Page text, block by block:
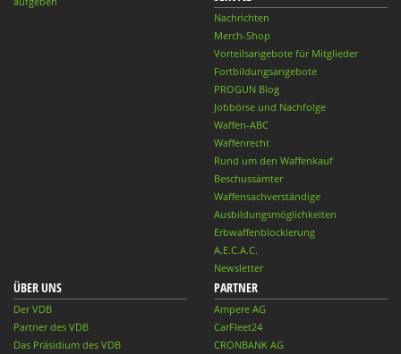
Nachrichten
Merch-Shop
Vorteilsangebote für Mitglieder
Fortbildungsangebote
PROGUN Blog
Jobbörse und Nachfolge
Waffen-ABC
Waffenrecht
Rund um den Waffenkauf
Beschussämter
Waffensachverständige
Ausbildungsmöglichkeiten
Erbwaffenblockierung
A.E.C.A.C.
Newsletter
ÜBER UNS
Der VDB
Partner des VDB
Das Präsidium des VDB
PARTNER
Ampere AG
CarFleet24
CRONBANK AG